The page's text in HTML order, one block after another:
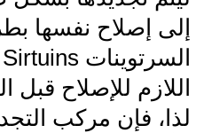
إلى إصلاح نفسها
اللازم للإصلاح قبل
لذا، فإن مركب